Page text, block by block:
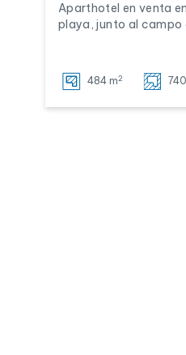
Aparthotel en venta
playa, junto al
484 m2